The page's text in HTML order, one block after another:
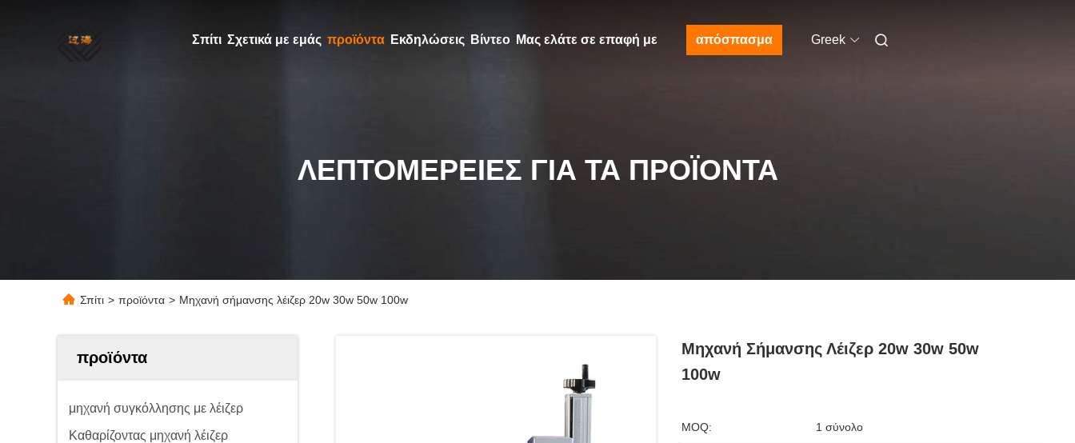
Σπίτι Σχετικά με εμάς προϊόντα Εκδηλώσεις Βίντεο Μας ελάτε σε επαφή με απόσπασμα Greek
ΛΕΠΤΟΜΈΡΕΙΕΣ ΓΙΑ ΤΑ ΠΡΟΪΌΝΤΑ
Σπίτι > προϊόντα > Μηχανή σήμανσης λέιζερ 20w 30w 50w 100w
προϊόντα
μηχανή συγκόλλησης με λέιζερ
Καθαρίζοντας μηχανή λέιζερ
Μηχανή Σήμανσης Λέιζερ 20w 30w 50w
100w
MOQ: 1 σύνολο